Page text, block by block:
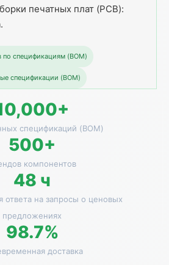
печатных плат (PCB):
по спецификациям (BOM)
спецификации (BOM)
спецификаций (BOM)
500+
компонентов
48 ч
ответа на запросы о ценовых
предложениях
98.7%
доставка